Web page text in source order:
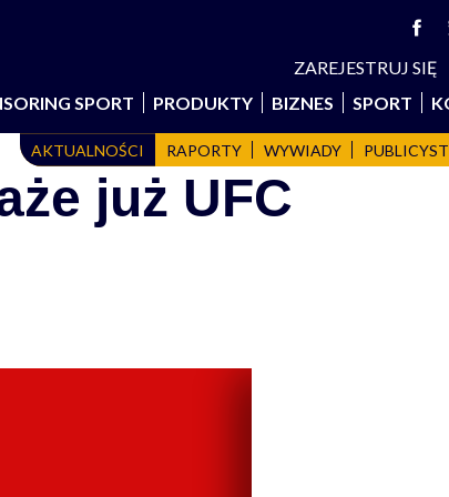
ZAREJESTRUJ SIĘ
SPORT PRODUKTY BIZNES SPORT
AKTUALNOŚCI RAPORTY WYWIADY
już UFC